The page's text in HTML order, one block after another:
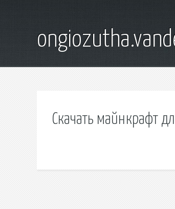
Скачать майнкрафт